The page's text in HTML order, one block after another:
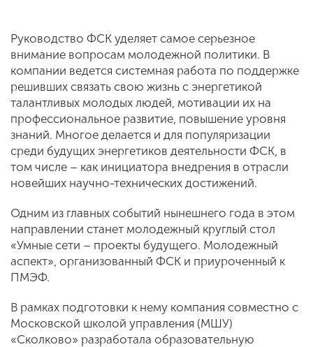
Руководство ФСК уделяет самое серьезное
внимание вопросам молодежной политики. В
компании ведется системная работа по поддержке
решивших связать свою жизнь с энергетикой
талантливых молодых людей, мотивации их на
профессиональное развитие, повышение уровня
знаний. Многое делается и для популяризации
среди будущих энергетиков деятельности ФСК, в
том числе – как инициатора внедрения в отрасли
новейших научно-технических достижений.
Одним из главных событий нынешнего года в этом
направлении станет молодежный круглый стол
«Умные сети – проекты будущего. Молодежный
аспект», организованный ФСК и приуроченный к
ПМЭФ.
В рамках подготовки к нему компания совместно с
Московской школой управления (МШУ)
«Сколково» разработала образовательную